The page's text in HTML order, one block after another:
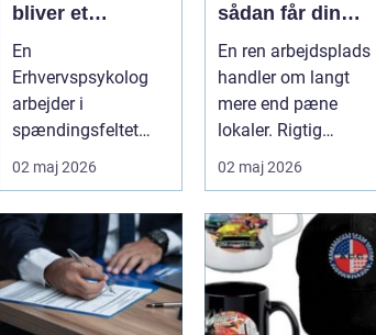
bliver et
strategisk
værktøj i
arbejdslivet
En
Erhvervspsykolog
arbejder i
spændingsfeltet
mellem mennesker
og forretning. Fokus
er ikke kun på ...
02 maj 2026
sådan får din
virksomhed
mest muligt ud
af rengøringen
En ren arbejdsplads
handler om langt
mere end pæne
lokaler. Rigtig
mange
virksomheder på
Djursland o...
02 maj 2026